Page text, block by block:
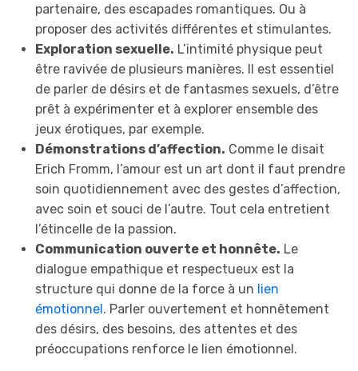
partenaire, des escapades romantiques. Ou à
proposer des activités différentes et stimulantes.
Exploration sexuelle. L’intimité physique peut
être ravivée de plusieurs manières. Il est essentiel
de parler de désirs et de fantasmes sexuels, d’être
prêt à expérimenter et à explorer ensemble des
jeux érotiques, par exemple.
Démonstrations d’affection. Comme le disait
Erich Fromm, l’amour est un art dont il faut prendre
soin quotidiennement avec des gestes d’affection,
avec soin et souci de l’autre. Tout cela entretient
l’étincelle de la passion.
Communication ouverte et honnête. Le
dialogue empathique et respectueux est la
structure qui donne de la force à un lien
émotionnel . Parler ouvertement et honnêtement
des désirs, des besoins, des attentes et des
préoccupations renforce le lien émotionnel.